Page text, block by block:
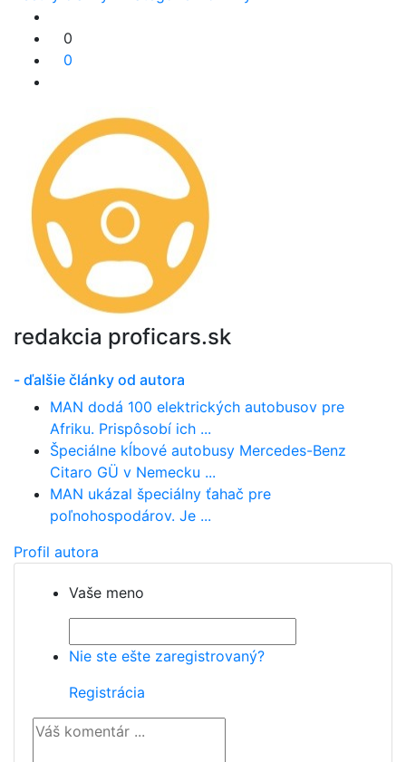
0
0
redakcia proficars.sk
- ďalšie články od autora
MAN dodá 100 elektrických autobusov pre
Afriku. Prispôsobí ich ...
Špeciálne kĺbové autobusy Mercedes-Benz
Citaro GÜ v Nemecku ...
MAN ukázal špeciálny ťahač pre
poľnohospodárov. Je ...
Profil autora
Vaše meno
Nie ste ešte zaregistrovaný?
Registrácia